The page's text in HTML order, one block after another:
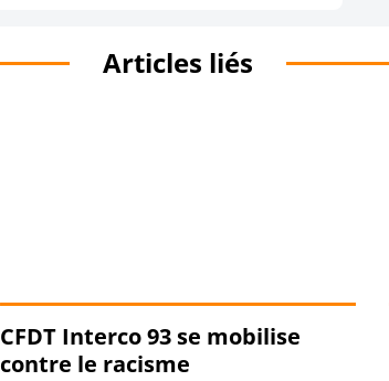
Articles liés
CFDT Interco 93 se mobilise
contre le racisme